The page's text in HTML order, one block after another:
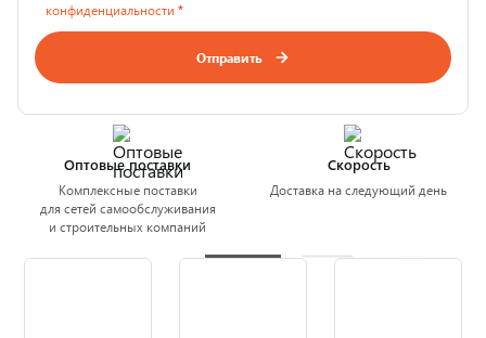
конфиденциальности *
Отправить
Оптовые поставки
Комплексные поставки
для сетей самообслуживания
и строительных компаний
Скорость
Доставка на следующий день